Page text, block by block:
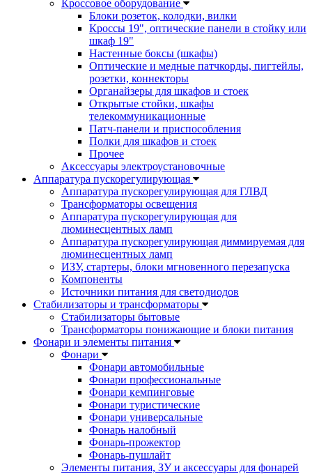
Кроссовое оборудование
Блоки розеток, колодки, вилки
Кроссы 19", оптические панели в стойку или
шкаф 19"
Настенные боксы (шкафы)
Оптические и медные патчкорды, пигтейлы,
розетки, коннекторы
Органайзеры для шкафов и стоек
Открытые стойки, шкафы
телекоммуникационные
Патч-панели и приспособления
Полки для шкафов и стоек
Прочее
Аксессуары электроустановочные
Аппаратура пускорегулирующая
Аппаратура пускорегулирующая для ГЛВД
Трансформаторы освещения
Аппаратура пускорегулирующая для
люминесцентных ламп
Аппаратура пускорегулирующая диммируемая для
люминесцентных ламп
ИЗУ, стартеры, блоки мгновенного перезапуска
Компоненты
Источники питания для светодиодов
Стабилизаторы и трансформаторы
Стабилизаторы бытовые
Трансформаторы понижающие и блоки питания
Фонари и элементы питания
Фонари
Фонари автомобильные
Фонари профессиональные
Фонари кемпинговые
Фонари туристические
Фонари универсальные
Фонарь налобный
Фонарь-прожектор
Фонарь-пушлайт
Элементы питания, ЗУ и аксессуары для фонарей